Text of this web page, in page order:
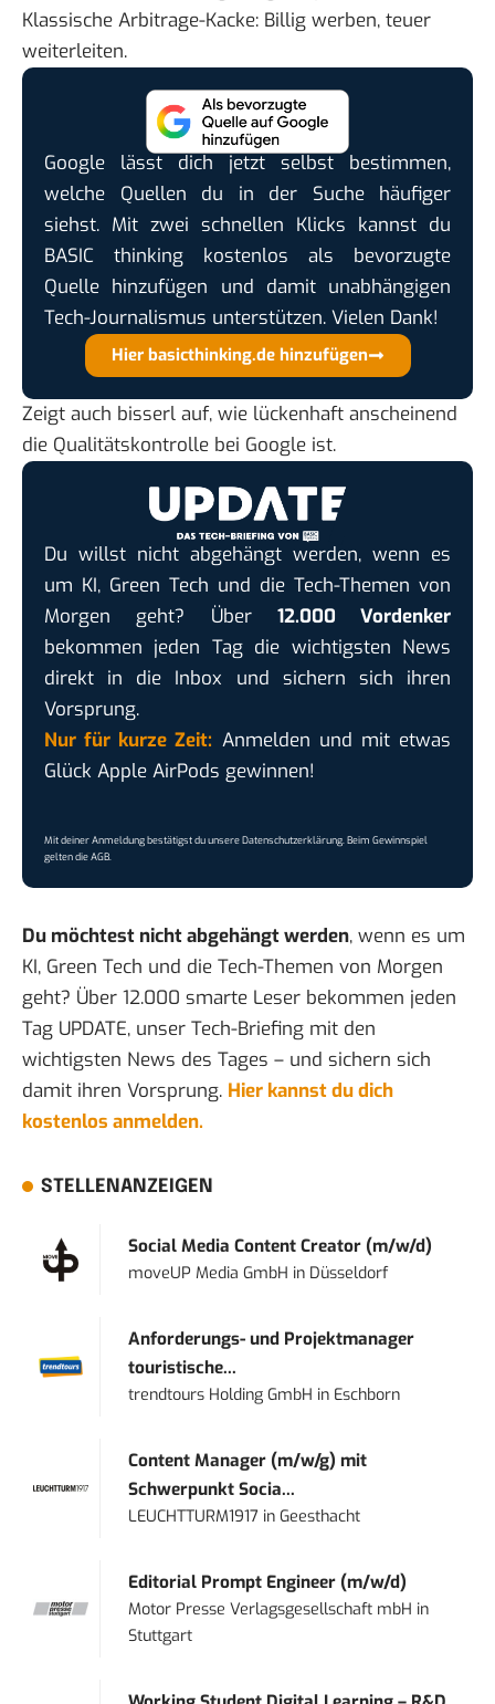
Klassische Arbitrage-Kacke: Billig werben, teuer
weiterleiten.
Google lässt dich jetzt selbst bestimmen,
welche Quellen du in der Suche häufiger
siehst. Mit zwei schnellen Klicks kannst du
BASIC thinking kostenlos als bevorzugte
Quelle hinzufügen und damit unabhängigen
Tech-Journalismus unterstützen. Vielen Dank!
Hier basicthinking.de hinzufügen
Zeigt auch bisserl auf, wie lückenhaft anscheinend
die Qualitätskontrolle bei Google ist.
Du willst nicht abgehängt werden, wenn es
um KI, Green Tech und die Tech-Themen von
Morgen geht? Über 12.000 Vordenker
bekommen jeden Tag die wichtigsten News
direkt in die Inbox und sichern sich ihren
Vorsprung.
Nur für kurze Zeit: Anmelden und mit etwas
Glück Apple AirPods gewinnen!
Mit deiner Anmeldung bestätigst du unsereDatenschutzerklärung. Beim Gewinnspiel
gelten dieAGB.
Du möchtest nicht abgehängt werden, wenn es um
KI, Green Tech und die Tech-Themen von Morgen
geht? Über 12.000 smarte Leser bekommen jeden
Tag UPDATE, unser Tech-Briefing mit den
wichtigsten News des Tages – und sichern sich
damit ihren Vorsprung. Hier kannst du dich
kostenlos anmelden.
STELLENANZEIGEN
Social Media Content Creator (m/w/d)
moveUP Media GmbH in Düsseldorf
Anforderungs- und Projektmanager
touristische...
trendtours Holding GmbH in Eschborn
Content Manager (m/w/g) mit
Schwerpunkt Socia...
LEUCHTTURM1917 inGeesthacht
Editorial Prompt Engineer (m/w/d)
Motor Presse Verlagsgesellschaft mbH in
Stuttgart